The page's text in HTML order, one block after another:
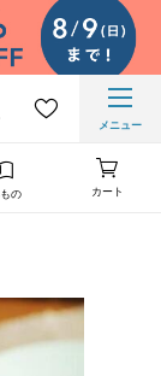
メニュー
の カート